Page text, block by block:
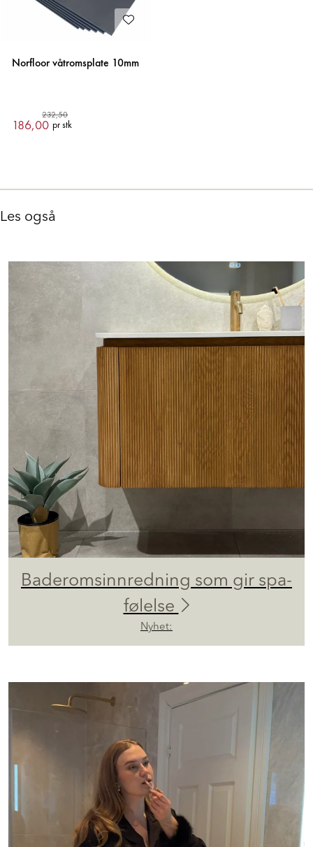
Norfloor våtromsplate 10mm
232,50
186,00 pr stk
Les også
Baderomsinnredning som gir spa-
følelse
Nyhet: